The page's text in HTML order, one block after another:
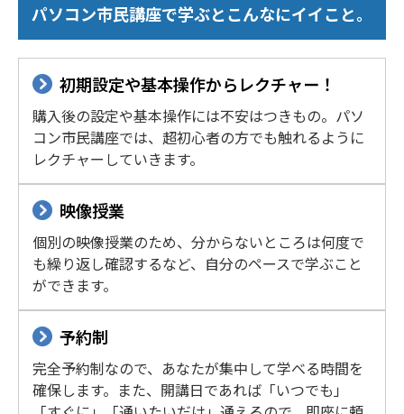
パソコン市民講座で学ぶとこんなにイイこと。
初期設定や基本操作からレクチャー！
購入後の設定や基本操作には不安はつきもの。パソ
コン市民講座では、超初心者の方でも触れるように
レクチャーしていきます。
映像授業
個別の映像授業のため、分からないところは何度で
も繰り返し確認するなど、自分のペースで学ぶこと
ができます。
予約制
完全予約制なので、あなたが集中して学べる時間を
確保します。また、開講日であれば「いつでも」